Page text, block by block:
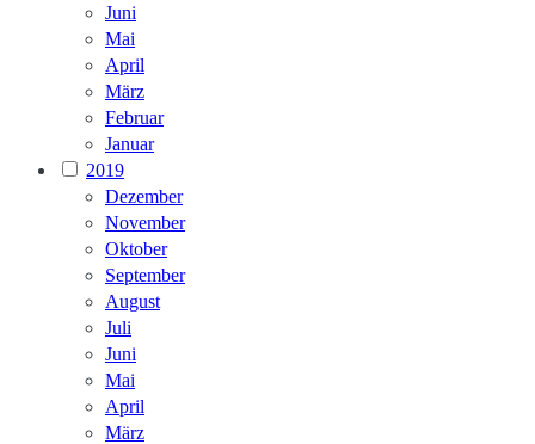
Juni
Mai
April
März
Februar
Januar
2019
Dezember
November
Oktober
September
August
Juli
Juni
Mai
April
März